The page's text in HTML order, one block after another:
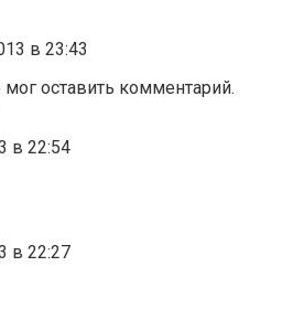
в 23:43
мог оставить комментарий.
в 22:54
в 22:27